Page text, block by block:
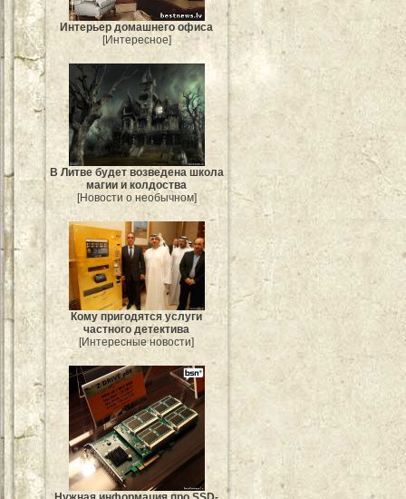
Интерьер домашнего офиса
[Интересное]
В Литве будет возведена школа
магии и колдоства
[Новости о необычном]
Кому пригодятся услуги
частного детектива
[Интересные новости]